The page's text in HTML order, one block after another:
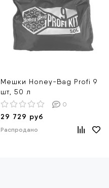
Мешки Honey-Bag Profi 9
шт, 50 л
0
29 729 руб
Распродано